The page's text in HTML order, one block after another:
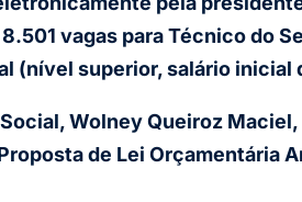
vagas para Técnico do
(nível superior, salário inicial
Wolney Queiroz
de Lei Orçamentária